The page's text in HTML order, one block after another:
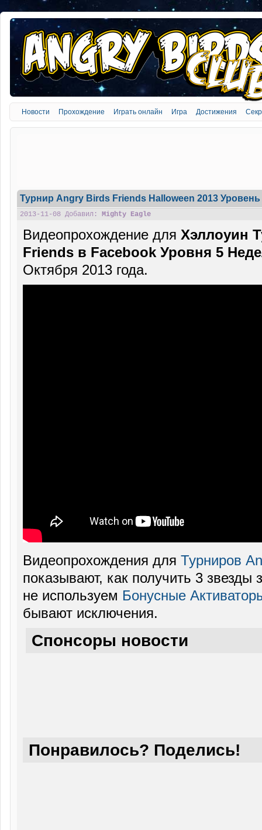
Новости Прохождение Играть онлайн Игра Достижения
Турнир Angry Birds Friends Halloween 2013
2013-11-08 Добавил: Mighty Eagle
Видеопрохождение для Хэллоуин
Friends в Facebook Уровня 5
Октября 2013 года.
Видеопрохождения для Турниров
показывают, как получить 3
не используем Бонусные
бывают исключения.
Спонсоры новости
Понравилось? Поделись!